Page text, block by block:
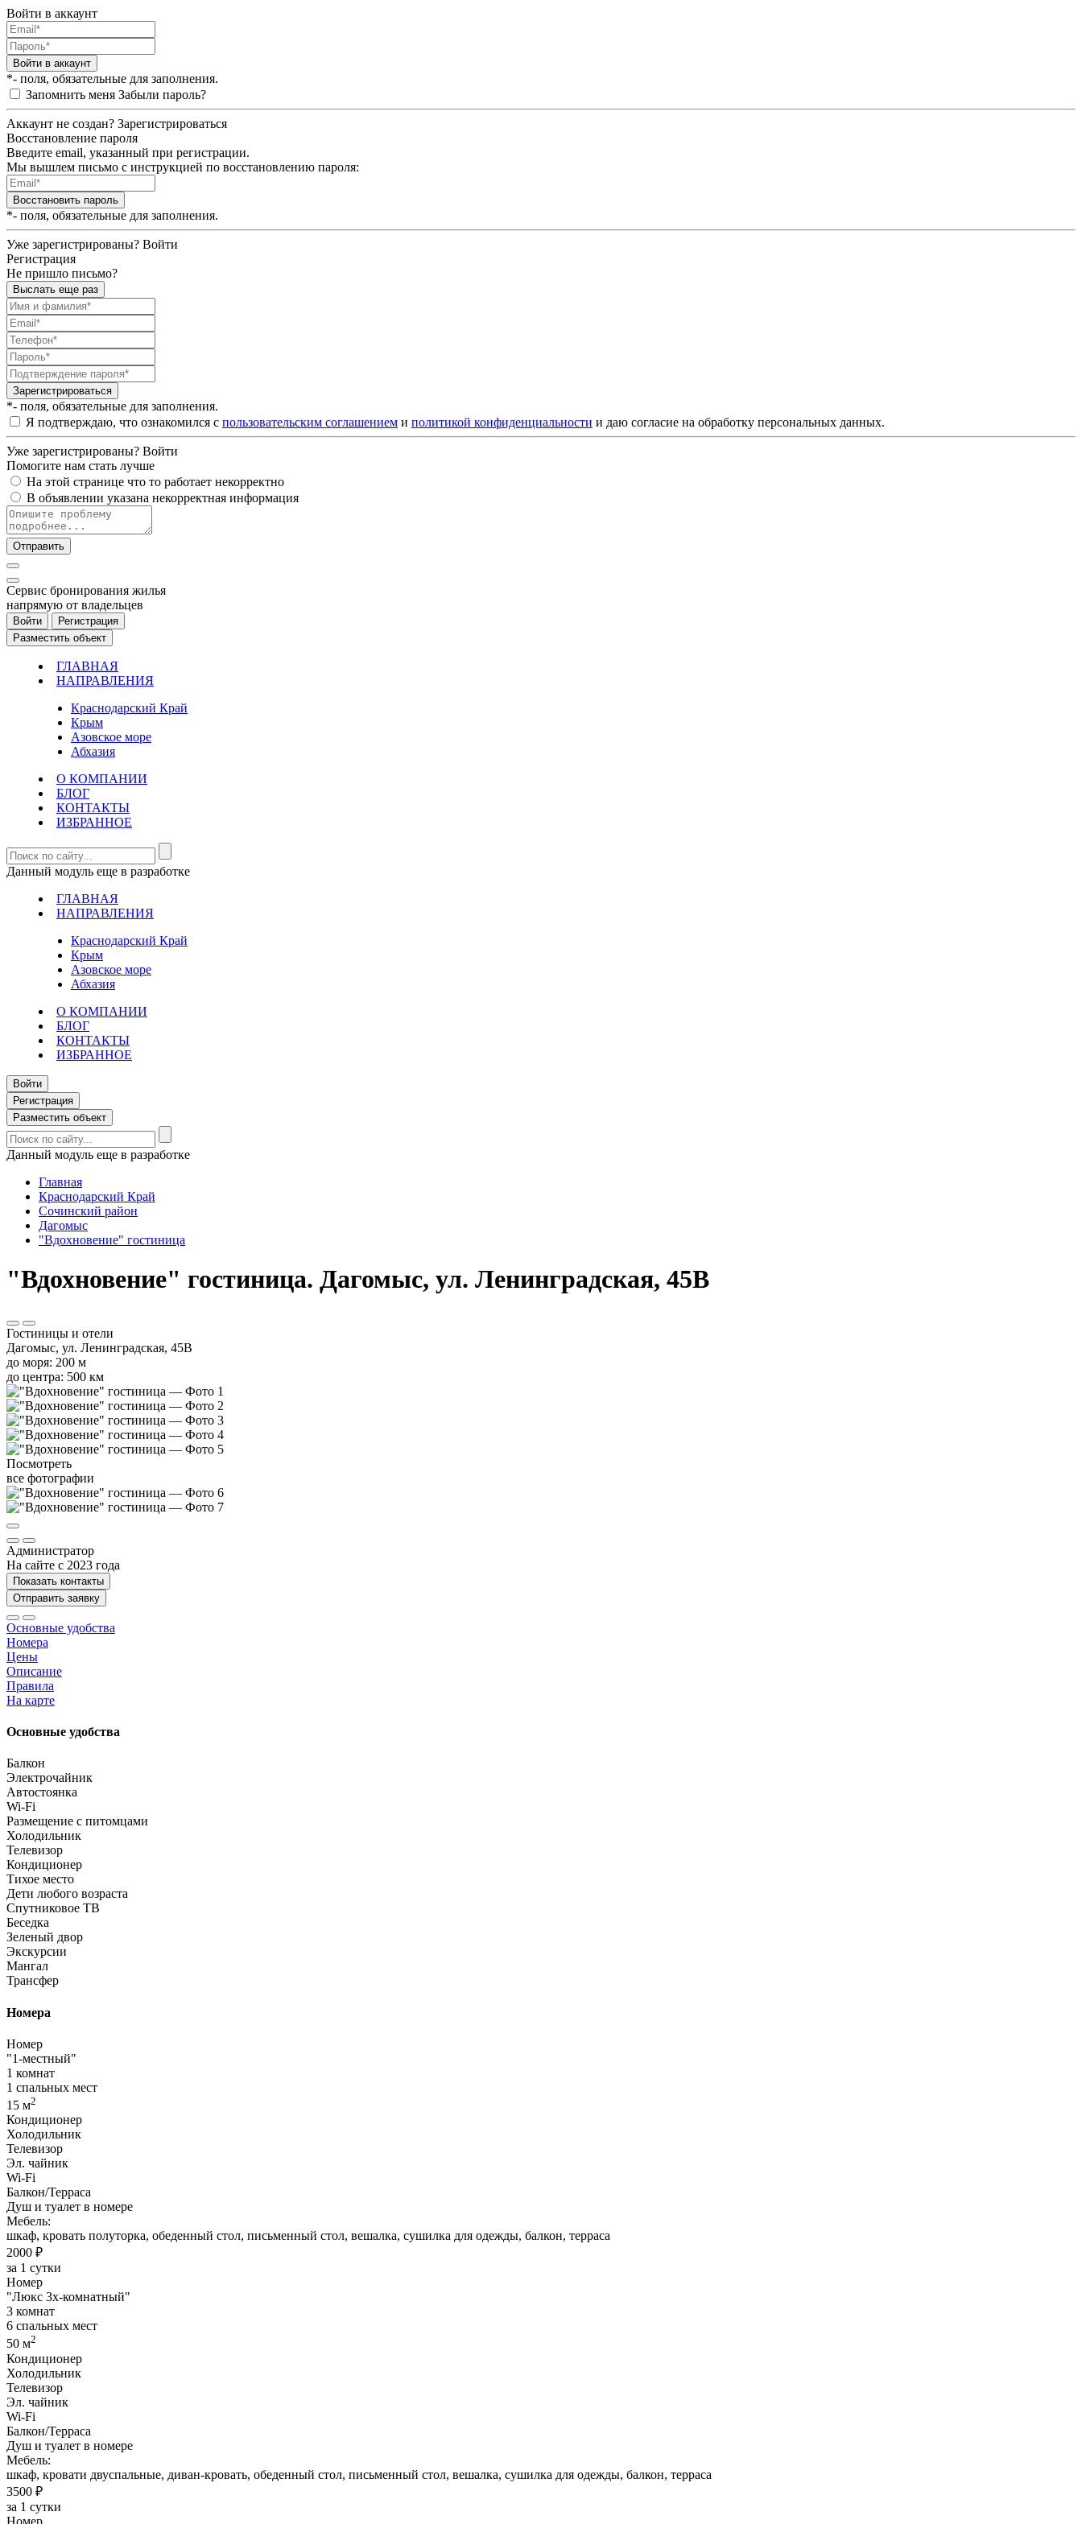
Войти в аккаунт
Войти в аккаунт
*- поля, обязательные для заполнения.
Запомнить меня Забыли пароль?
Аккаунт не создан? Зарегистрироваться
Восстановление пароля
Введите email, указанный при регистрации.
Мы вышлем письмо с инструкцией по восстановлению пароля:
Восстановить пароль
*- поля, обязательные для заполнения.
Уже зарегистрированы? Войти
Регистрация
Не пришло письмо?
Выслать еще раз
Зарегистрироваться
*- поля, обязательные для заполнения.
Я подтверждаю, что ознакомился с пользовательским соглашением и политикой конфиденциальности и даю согласие на обработку персональных данных.
Уже зарегистрированы? Войти
Помогите нам стать лучше
На этой странице что то работает некорректно
В объявлении указана некорректная информация
Отправить
Cервис бронирования жилья
напрямую от владельцев
Войти
Регистрация
Разместить объект
ГЛАВНАЯ
НАПРАВЛЕНИЯ
Краснодарский Край
Крым
Азовское море
Абхазия
О КОМПАНИИ
БЛОГ
КОНТАКТЫ
ИЗБРАННОЕ
Данный модуль еще в разработке
ГЛАВНАЯ
НАПРАВЛЕНИЯ
Краснодарский Край
Крым
Азовское море
Абхазия
О КОМПАНИИ
БЛОГ
КОНТАКТЫ
ИЗБРАННОЕ
Войти
Регистрация
Разместить объект
Данный модуль еще в разработке
Главная
Краснодарский Край
Сочинский район
Дагомыс
"Вдохновение" гостиница
"Вдохновение" гостиница. Дагомыс, ул. Ленинградская, 45В
Гостиницы и отели
Дагомыс, ул. Ленинградская, 45В
до моря: 200 м
до центра: 500 км
Посмотреть
все фотографии
Администратор
На сайте с 2023 года
Показать контакты
Отправить заявку
Основные удобства
Номера
Цены
Описание
Правила
На карте
Основные удобства
Балкон
Электрочайник
Автостоянка
Wi-Fi
Размещение с питомцами
Холодильник
Телевизор
Кондиционер
Тихое место
Дети любого возраста
Спутниковое ТВ
Беседка
Зеленый двор
Экскурсии
Мангал
Трансфер
Номера
Номер
"1-местный"
1 комнат
1 спальных мест
15 м2
Кондиционер
Холодильник
Телевизор
Эл. чайник
Wi-Fi
Балкон/Терраса
Душ и туалет в номере
Мебель:
шкаф, кровать полуторка, обеденный стол, письменный стол, вешалка, сушилка для одежды, балкон, терраса
2000 ₽
за 1 сутки
Номер
"Люкс 3х-комнатный"
3 комнат
6 спальных мест
50 м2
Кондиционер
Холодильник
Телевизор
Эл. чайник
Wi-Fi
Балкон/Терраса
Душ и туалет в номере
Мебель:
шкаф, кровати двуспальные, диван-кровать, обеденный стол, письменный стол, вешалка, сушилка для одежды, балкон, терраса
3500 ₽
за 1 сутки
Номер